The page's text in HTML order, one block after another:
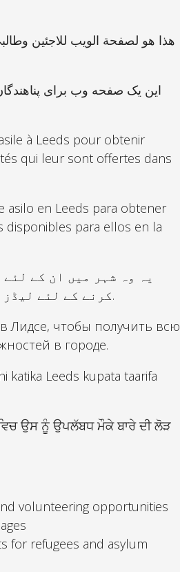
هذا هو لصفحة الويب للاجئين
این یک صفحه وب برای
à Leeds pour obtenir
qui leur sont offertes dans
asilo en Leeds para obtener
para ellos en la
یہ وہ شہر میں ان کے
کرنے کے لئے لیڈز میں مہاجرین اور پناہ گزینوں کے لئے ایک ویب پیج ہے.
Лидсе, чтобы получить всю
в городе.
katika Leeds kupata taarifa
ਉਸ ਨੂੰ ਉਪਲੱਬਧ ਮੌਕੇ ਬਾਰੇ ਦੀ ਲੋੜ
volunteering opportunities
for refugees and asylum